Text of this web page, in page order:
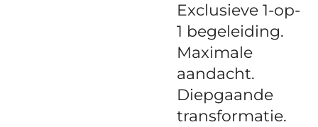
Exclusieve 1-op-
1 begeleiding.
Maximale
aandacht.
Diepgaande
transformatie.